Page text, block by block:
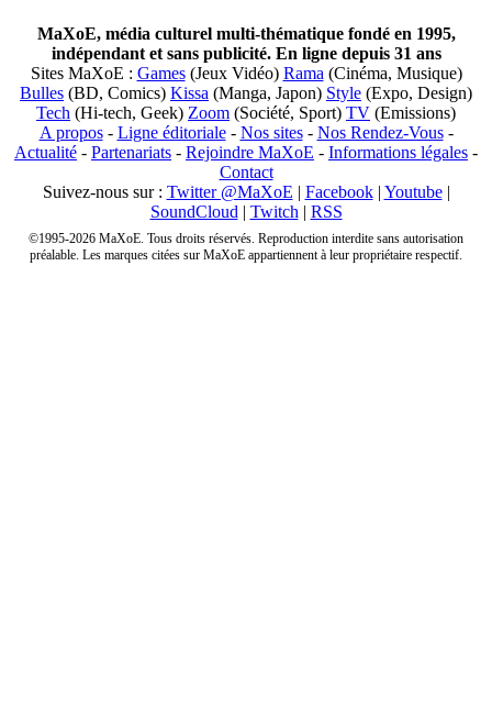
MaXoE, média culturel multi-thématique fondé en 1995,
indépendant et sans publicité. En ligne depuis 31 ans
Sites MaXoE : Games(Jeux Vidéo) Rama (Cinéma, Musique)
Bulles (BD, Comics) Kissa (Manga, Japon) Style (Expo, Design)
Tech (Hi-tech, Geek) Zoom (Société, Sport) TV (Emissions)
A propos- Ligne éditoriale- Nos sites- Nos Rendez-Vous-
Actualité - Partenariats - Rejoindre MaXoE - Informations légales -
Contact
Suivez-nous sur : Twitter @MaXoE | Facebook| Youtube|
SoundCloud | Twitch | RSS
©1995-2026 MaXoE. Tous droits réservés. Reproduction interdite sans autorisation
préalable. Les marques citées sur MaXoE appartiennent à leur propriétaire respectif.